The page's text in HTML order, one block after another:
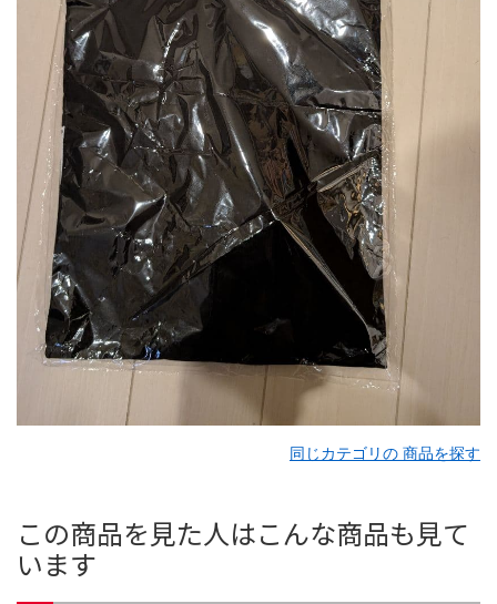
同じカテゴリの 商品を探す
この商品を見た人はこんな商品も見て
います